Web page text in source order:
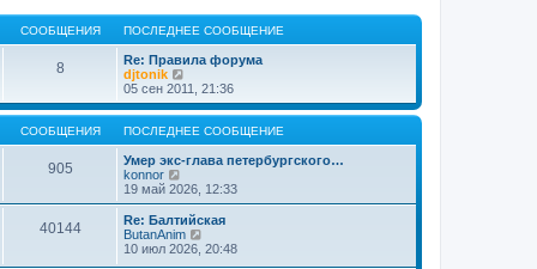
СООБЩЕНИЯ ПОСЛЕДНЕЕ СООБЩЕНИЕ
8
Re: Правила форума
djtonik
е
р
е
й
т
и
п
о
с
л
е
05 сен 2011, 21:36
СООБЩЕНИЯ ПОСЛЕДНЕЕ СООБЩЕНИЕ
905
Умер экс-глава петербургского…
konnor
е
р
е
й
т
19 май 2026, 12:33
40144
Re: Балтийская
ButanAnim
е
10 июл 2026, 20:48